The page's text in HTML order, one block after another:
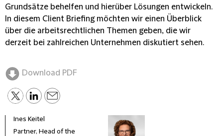
Grundsätze behelfen und hierüber Lösungen entwickeln.
In diesem Client Briefing möchten wir einen Überblick
über die arbeitsrechtlichen Themen geben, die wir
derzeit bei zahlreichen Unternehmen diskutiert sehen.
Download PDF
Ines Keitel
Partner, Head of the